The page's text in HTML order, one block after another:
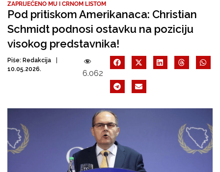
ZAPRIJEĆENO MU I CRNOM LISTOM
Pod pritiskom Amerikanaca: Christian
Schmidt podnosi ostavku na poziciju
visokog predstavnika!
Piše: Redakcija
10.05.2026.
6.062